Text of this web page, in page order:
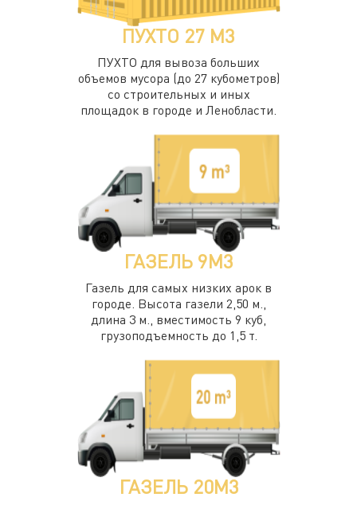
ПУХТО 27 М3
ПУХТО для вывоза больших
объемов мусора (до 27 кубометров)
со строительных и иных
площадок в городе и Ленобласти.
ГАЗЕЛЬ 9М3
Газель для самых низких арок в
городе. Высота газели 2,50 м.,
длина 3 м., вместимость 9 куб,
грузоподъемность до 1,5 т.
ГАЗЕЛЬ 20М3